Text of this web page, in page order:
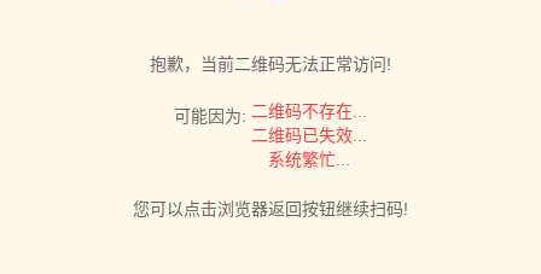
抱歉，当前二维码无法正常访问!
可能因为: 二维码不存在...
二维码已失效...
系统繁忙...
您可以点击浏览器返回按钮继续扫码!